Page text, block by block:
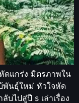
ดแกร่ง มิตรภาพใน
พันธุ์ใหม่ หัวใจหัด
บไปสู่ปี s เล่าเรื่อง